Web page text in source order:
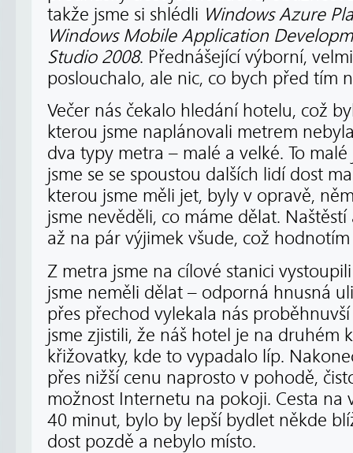
takže jsme si shlédli Windows Azure
Windows Mobile Application
Studio 2008. Přednášející výborní,
poslouchalo, ale nic, co bych před tím
Večer nás čekalo hledání hotelu, což
kterou jsme naplánovali metrem
dva typy metra – malé a velké. To
jsme se se spoustou dalších lidí dost
kterou jsme měli jet, byly v opravě,
jsme nevěděli, co máme dělat.
až na pár výjimek všude, což
Z metra jsme na cílové stanici
jsme neměli dělat – odporná hnusná
přes přechod vylekala nás
jsme zjistili, že náš hotel je na druhém
křižovatky, kde to vypadalo líp.
přes nižší cenu naprosto v pohodě,
možnost Internetu na pokoji. Cesta na
40 minut, bylo by lepší bydlet někde
dost pozdě a nebylo místo.